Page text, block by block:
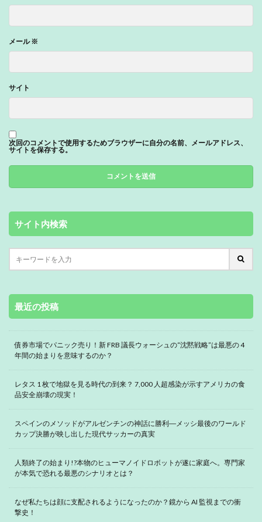
メール※
サイト
次回のコメントで使用するためブラウザーに自分の名前、メールアドレス、
サイトを保存する。
サイト内検索
最近の投稿
債券市場でパニック売り！新 FRB 議長ウォーシュの“沈黙戦略”は最悪の 4
年間の始まりを意味するのか？
レタス 1 枚で地獄を見る時代の到来？ 7,000 人超感染が示すアメリカの食
品安全崩壊の現実！
スペインのメソッドがアルゼンチンの神話に勝利―メッシ最後のワールド
カップ決勝が映し出した現代サッカーの真実
人類終了の始まり!?本物のヒューマノイドロボットが遂に家庭へ。専門家
が本気で恐れる最悪のシナリオとは？
なぜ私たちは顔に支配されるようになったのか？鏡から AI 監視までの衝
撃史！